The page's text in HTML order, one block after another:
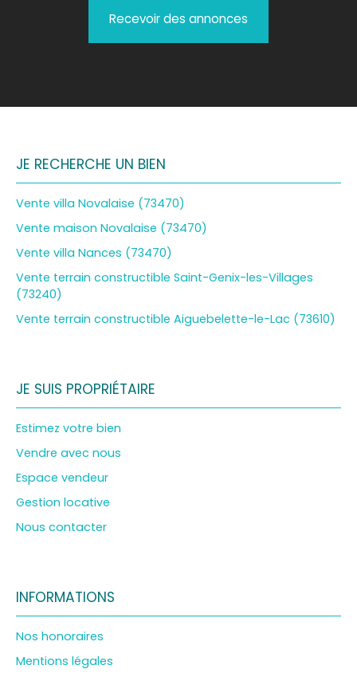
Recevoir des annonces
JE RECHERCHE UN BIEN
Vente villa Novalaise (73470)
Vente maison Novalaise (73470)
Vente villa Nances (73470)
Vente terrain constructible Saint-Genix-les-Villages
(73240)
Vente terrain constructible Aiguebelette-le-Lac (73610)
JE SUIS PROPRIÉTAIRE
Estimez votre bien
Vendre avec nous
Espace vendeur
Gestion locative
Nous contacter
INFORMATIONS
Nos honoraires
Mentions légales